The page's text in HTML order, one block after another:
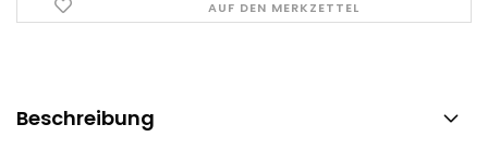
AUF DEN MERKZETTEL
Beschreibung